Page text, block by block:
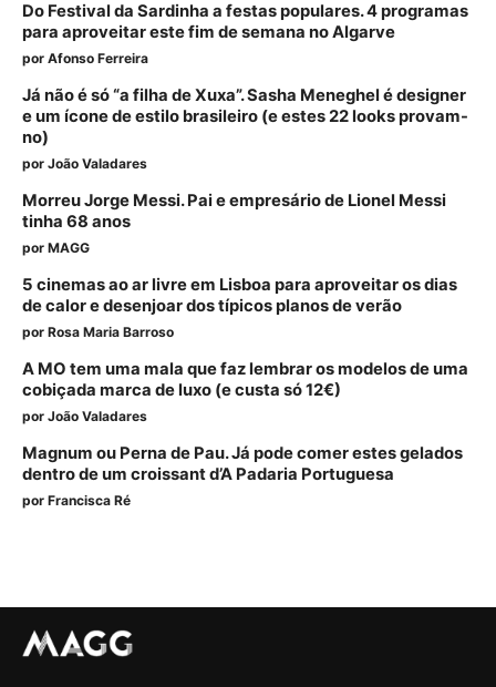
Do Festival da Sardinha a festas populares. 4 programas
para aproveitar este fim de semana no Algarve
por Afonso Ferreira
Já não é só “a filha de Xuxa”. Sasha Meneghel é designer
e um ícone de estilo brasileiro (e estes 22 looks provam-
no)
por João Valadares
Morreu Jorge Messi. Pai e empresário de Lionel Messi
tinha 68 anos
por MAGG
5 cinemas ao ar livre em Lisboa para aproveitar os dias
de calor e desenjoar dos típicos planos de verão
por Rosa Maria Barroso
A MO tem uma mala que faz lembrar os modelos de uma
cobiçada marca de luxo (e custa só 12€)
por João Valadares
Magnum ou Perna de Pau. Já pode comer estes gelados
dentro de um croissant d’A Padaria Portuguesa
por Francisca Ré